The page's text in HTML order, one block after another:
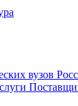
вузов